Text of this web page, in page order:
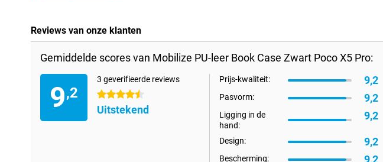
uiterlijk. Als een standaard hoesje niet genoeg bescherming voor jou biedt, kijk dan eens naar een
Back cover als deze. Naast de achterkan en zijkanten wordt namelijk ook de voorkant beschermt
Een stevig hoesje voor een goede prijs
Doordat het hoesje van kunststof gemaakt is, biedt dit optimale bescherming voor je toestel. Hier
komt nog bij dat kunststof hoesjes vaak niet zo duur zijn als andere hoesjes.
Reviews van onze klanten
Gemiddelde scores van Mobilize PU-leer Book Case Zwart Poco X5 Pro:
9,2
3 geverifieerde reviews
4.5 sterren
Uitstekend
Prijs-kwaliteit: 9,2
Pasvorm: 9,2
Ligging in de
hand:
9,2
Design: 9,2
Bescherming: 9,2